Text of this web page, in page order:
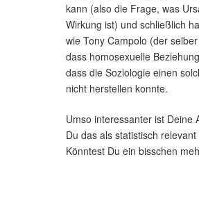
kann (also die Frage, was
Wirkung ist) und schließlich
wie Tony Campolo (der
dass homosexuelle
dass die Soziologie einen
nicht herstellen konnte.
Umso interessanter ist Deine
Du das als statistisch
Könntest Du ein bisschen